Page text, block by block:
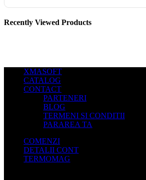
Recently Viewed Products
XMASOFT
CATALOG
CONTACT
PARTENERI
BLOG
TERMENI SI CONDITII
PARAREA TA
COMENZI
DETALII CONT
TERMOMAG